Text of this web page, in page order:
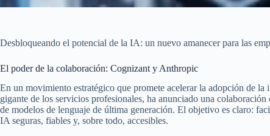
Desbloqueando el potencial de la IA: un nuevo amanecer para las
El poder de la colaboración: Cognizant y Anthropic
En un movimiento estratégico que promete acelerar la adopción de
gigante de los servicios profesionales, ha anunciado una
de modelos de lenguaje de última generación. El objetivo es claro:
IA seguras, fiables y, sobre todo, accesibles.